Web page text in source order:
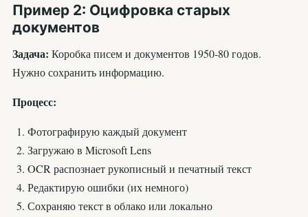
Пример 2: Оцифровка старых
документов
Задача: Коробка писем и документов 1950-80 годов.
Нужно сохранить информацию.
Процесс:
Фотографирую каждый документ
Загружаю в Microsoft Lens
OCR распознает рукописный и печатный текст
Редактирую ошибки (их немного)
Сохраняю текст в облако или локально